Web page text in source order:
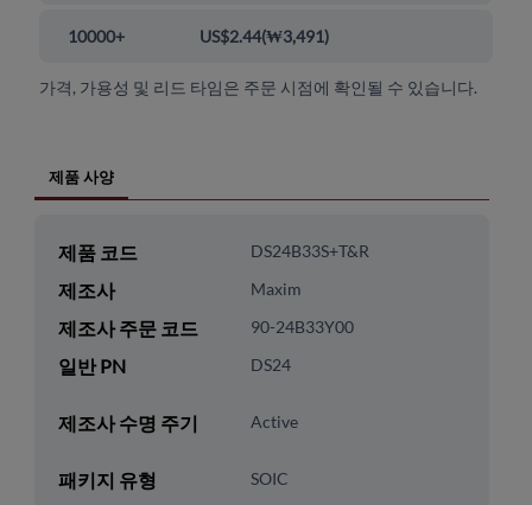
10000+ US$2.44(₩3,491)
가격, 가용성 및 리드 타임은 주문 시점에 확인될 수 있습니다.
제품 사양
제품 코드 DS24B33S+T&R
제조사 Maxim
제조사 주문 코드 90-24B33Y00
일반 PN DS24
제조사 수명 주기 Active
패키지 유형 SOIC